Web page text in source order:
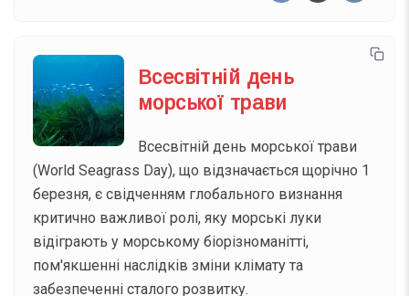
Всесвітній день
морської трави
Всесвітній день морської трави
(World Seagrass Day), що відзначається щорічно 1
березня, є свідченням глобального визнання
критично важливої ролі, яку морські луки
відіграють у морському біорізноманітті,
пом'якшенні наслідків зміни клімату та
забезпеченні сталого розвитку.